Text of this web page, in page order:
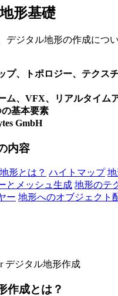
形基礎
デジタル地形の作成につ
プ、トポロジー、テクス
ム、VFX、リアルタイム
の基本要素
GmbH
内容
形とは？ ハイトマップ
とメッシュ生成 地形のテ
ー 地形へのオブジェクト
作成とは？